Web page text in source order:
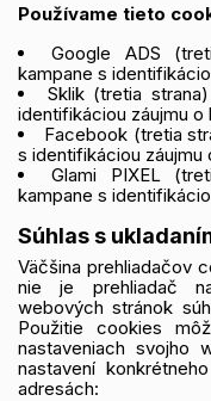
Používame tieto
Google ADS
kampane s
Sklik (tretia
identifikáciou záujmu
Facebook (tretia
s identifikáciou záujmu
Glami PIXEL
kampane s
Súhlas s
Väčšina prehliadačov
nie je prehliadač
webových stránok
Použitie cookies
nastaveniach svojho
nastavení
adresách: